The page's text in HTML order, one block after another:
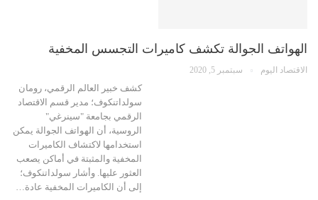
الهواتف الجوالة تكشف كاميرات التجسس المخفية
الاقتصاد اليوم سبتمبر 5, 2020
كشف خبير العالم الرقمي، رومان
سولداتنكوف؛ مدير قسم الاقتصاد
الرقمي بجامعة "سينرغي"
الروسية، أن الهواتف الجوالة يمكن
استخدامها لاكتشاف الكاميرات
المخفية والمثبتة في أماكن يصعب
العثور عليها. وأشار سولداتنكوف؛
إلى أن الكاميرات المخفية عادة…